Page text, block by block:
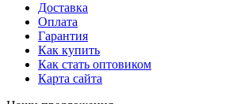
Доставка
Оплата
Гарантия
Как купить
Как стать оптовиком
Карта сайта